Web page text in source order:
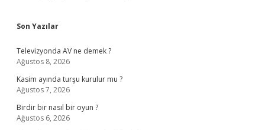
Son Yazılar
Televizyonda AV ne demek ?
Ağustos 8, 2026
Kasim ayında turşu kurulur mu ?
Ağustos 7, 2026
Birdir bir nasıl bir oyun ?
Ağustos 6, 2026